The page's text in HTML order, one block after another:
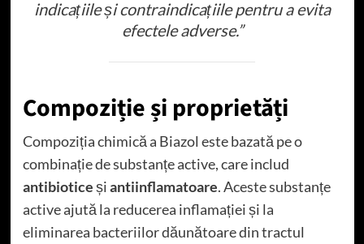
indicațiile și contraindicațiile pentru a evita
efectele adverse.”
Compoziție și proprietăți
Compoziția chimică a Biazol este bazată pe o
combinație de substanțe active, care includ
antibioticeșiantiinflamatoare. Aceste substanțe
active ajută la reducerea inflamației și la
eliminarea bacteriilor dăunătoare din tractul